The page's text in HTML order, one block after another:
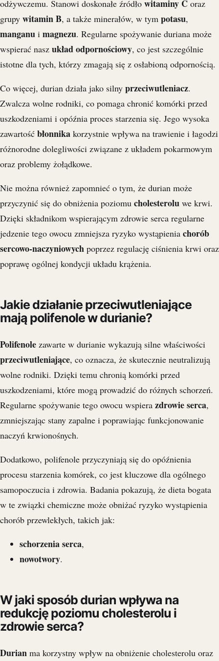
odżywczemu. Stanowi doskonałe źródło witaminy C oraz
grupy witamin B, a także minerałów, w tym potasu,
manganu i magnezu. Regularne spożywanie duriana może
wspierać nasz układ odpornościowy, co jest szczególnie
istotne dla tych, którzy zmagają się z osłabioną odpornością.
Co więcej, durian działa jako silny przeciwutleniacz.
Zwalcza wolne rodniki, co pomaga chronić komórki przed
uszkodzeniami i opóźnia proces starzenia się. Jego wysoka
zawartość błonnika korzystnie wpływa na trawienie i łagodzi
różnorodne dolegliwości związane z układem pokarmowym
oraz problemy żołądkowe.
Nie można również zapomnieć o tym, że durian może
przyczynić się do obniżenia poziomu cholesterolu we krwi.
Dzięki składnikom wspierającym zdrowie serca regularne
jedzenie tego owocu zmniejsza ryzyko wystąpienia chorób
sercowo-naczyniowych poprzez regulację ciśnienia krwi oraz
poprawę ogólnej kondycji układu krążenia.
Jakie działanie przeciwutleniające
mają polifenole w durianie?
Polifenole zawarte w durianie wykazują silne właściwości
przeciwutleniające, co oznacza, że skutecznie neutralizują
wolne rodniki. Dzięki temu chronią komórki przed
uszkodzeniami, które mogą prowadzić do różnych schorzeń.
Regularne spożywanie tego owocu wspiera zdrowie serca,
zmniejszając stany zapalne i poprawiając funkcjonowanie
naczyń krwionośnych.
Dodatkowo, polifenole przyczyniają się do opóźnienia
procesu starzenia komórek, co jest kluczowe dla ogólnego
samopoczucia i zdrowia. Badania pokazują, że dieta bogata
w te związki chemiczne może obniżać ryzyko wystąpienia
chorób przewlekłych, takich jak:
schorzenia serca,
nowotwory.
W jaki sposób durian wpływa na
redukcję poziomu cholesterolu i
zdrowie serca?
Durian ma korzystny wpływ na obniżenie cholesterolu oraz